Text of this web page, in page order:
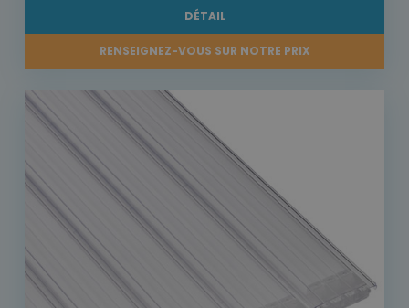
DÉTAIL
RENSEIGNEZ-VOUS SUR NOTRE PRIX